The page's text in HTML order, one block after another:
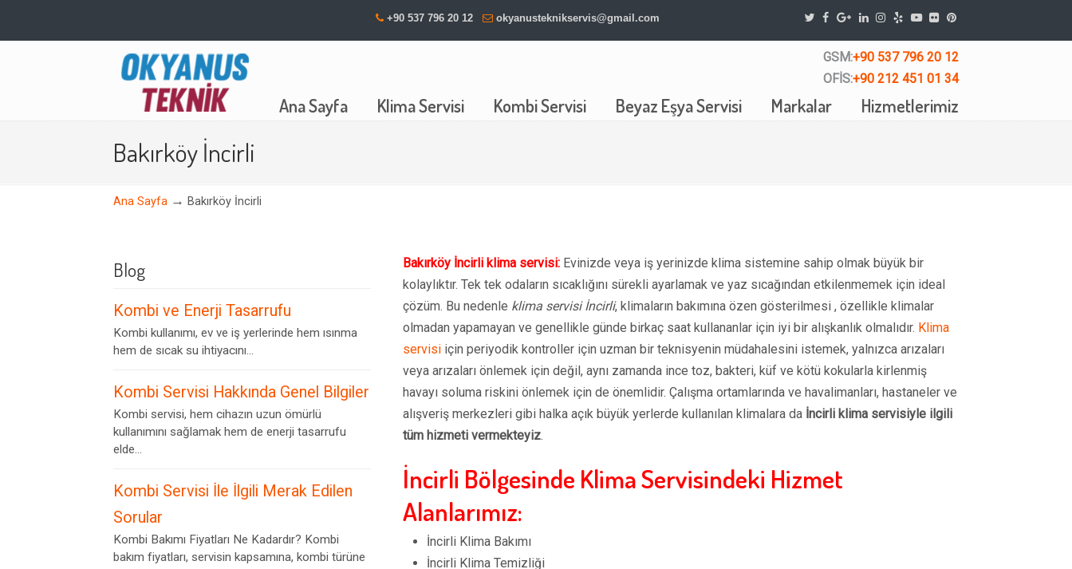
+90 537 796 20 12 okyanusteknikservis@gmail.com
GSM:+90 537 796 20 12
OFİS:+90 212 451 01 34
Ana Sayfa Klima Servisi Kombi Servisi Beyaz Eşya Servisi Markalar Hizmetlerimiz
Navigation
Bakırköy İncirli
Ana Sayfa → Bakırköy İncirli
Bakırköy İncirli klima servisi: Evinizde veya iş yerinizde klima sistemine sahip olmak büyük bir
kolaylıktır. Tek tek odaların sıcaklığını sürekli ayarlamak ve yaz sıcağından etkilenmemek için ideal
çözüm. Bu nedenle klima servisi İncirli, klimaların bakımına özen gösterilmesi , özellikle klimalar
olmadan yapamayan ve genellikle günde birkaç saat kullananlar için iyi bir alışkanlık olmalıdır. Klima
servisi için periyodik kontroller için uzman bir teknisyenin müdahalesini istemek, yalnızca arızaları
veya arızaları önlemek için değil, aynı zamanda ince toz, bakteri, küf ve kötü kokularla kirlenmiş
havayı soluma riskini önlemek için de önemlidir. Çalışma ortamlarında ve havalimanları, hastaneler ve
alışveriş merkezleri gibi halka açık büyük yerlerde kullanılan klimalara da İncirli klima servisiyle ilgili
tüm hizmeti vermekteyiz.
İncirli Bölgesinde Klima Servisindeki Hizmet
Alanlarımız:
İncirli Klima Bakımı
İncirli Klima Temizliği
Blog
Kombi ve Enerji Tasarrufu
Kombi kullanımı, ev ve iş yerlerinde hem ısınma
hem de sıcak su ihtiyacını...
Kombi Servisi Hakkında Genel Bilgiler
Kombi servisi, hem cihazın uzun ömürlü
kullanımını sağlamak hem de enerji tasarrufu
elde...
Kombi Servisi İle İlgili Merak Edilen
Sorular
Kombi Bakımı Fiyatları Ne Kadardır? Kombi
bakım fiyatları, servisin kapsamına, kombi türüne